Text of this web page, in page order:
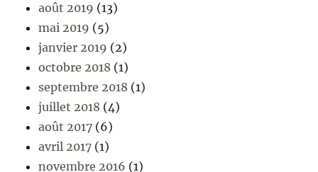
août 2019 (13)
mai 2019 (5)
janvier 2019 (2)
octobre 2018 (1)
septembre 2018 (1)
juillet 2018 (4)
août 2017 (6)
avril 2017 (1)
novembre 2016 (1)